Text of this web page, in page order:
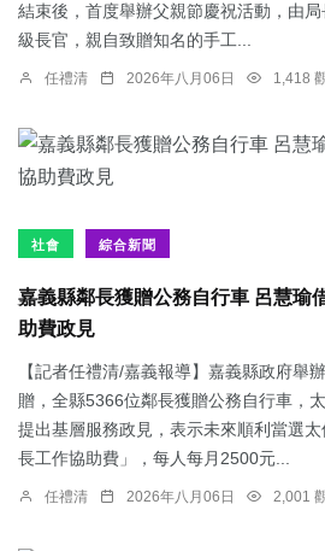
結束後，首度舉辦父親節慶祝活動，由
級長官，親自致贈知名的手工...
任禮清 2026年八月06日 1,418
社會 綜合新聞
嘉義縣鄰長獲贈公務自行車 呂慧瑜
助費政見
【記者任禮清/嘉義報導】嘉義縣政府舉
贈，全縣5366位鄰長獲贈公務自行車，
提出基層服務政見，表示未來順利當選
長工作協助費」，每人每月2500元...
任禮清 2026年八月06日 2,001